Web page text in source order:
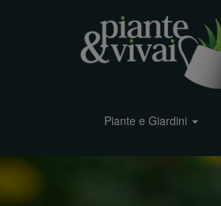
Piante e Giardini